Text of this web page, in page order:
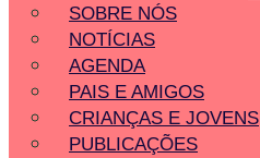
SOBRE NÓS
NOTÍCIAS
AGENDA
PAIS E AMIGOS
CRIANÇAS E JOVENS
PUBLICAÇÕES